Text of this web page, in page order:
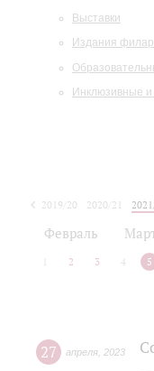
Выставки
Издания
Инклюзивные
2019/20 2020/21
Февраль
2 3 4 5
27 апреля 2023